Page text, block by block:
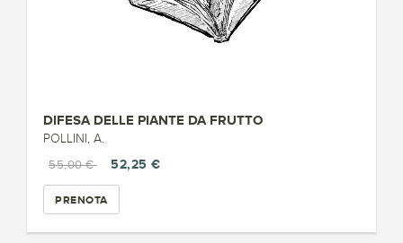
DIFESA DELLE PIANTE DA FRUTTO
POLLINI, A.
55,00 €
52,25 €
PRENOTA